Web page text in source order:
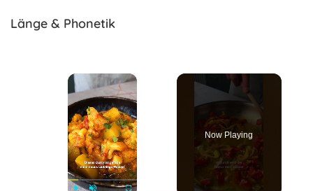
Länge & Phonetik
×
Now Playing